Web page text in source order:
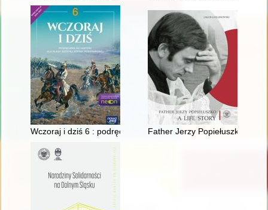
Wczoraj i dziś 6 : podręcznik do historii dla klasy szóstej
Father Jerzy Popiełuszko : a